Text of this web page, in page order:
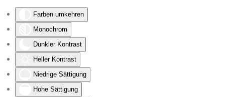
Farben umkehren
Monochrom
Dunkler Kontrast
Heller Kontrast
Niedrige Sättigung
Hohe Sättigung